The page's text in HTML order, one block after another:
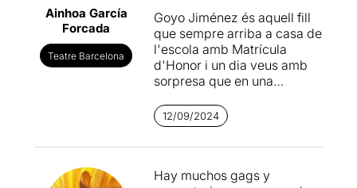
Ainhoa García
Forcada
Teatre Barcelona
Goyo Jiménez és aquell fill
que sempre arriba a casa de
l'escola amb Matrícula
d'Honor i un dia veus amb
sorpresa que en una
Excel·lent. Aquesta
assignatura dic jo que
probablement seria
l'Anglès el domina (ha de ser
12/09/2024
Hay muchos gags y